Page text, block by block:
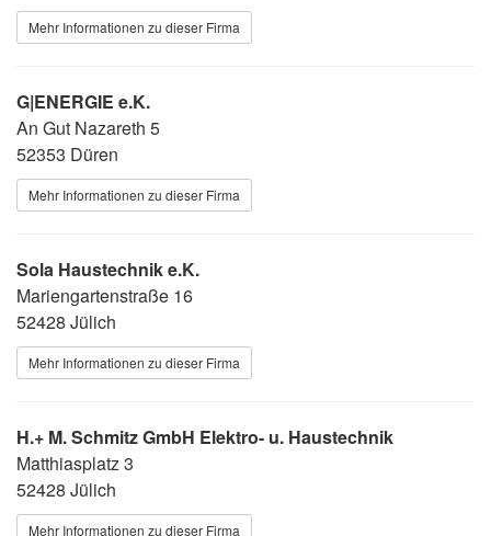
Mehr Informationen zu dieser Firma
G|ENERGIE e.K.
An Gut Nazareth 5
52353 Düren
Mehr Informationen zu dieser Firma
Sola Haustechnik e.K.
Mariengartenstraße 16
52428 Jülich
Mehr Informationen zu dieser Firma
H.+ M. Schmitz GmbH Elektro- u. Haustechnik
Matthiasplatz 3
52428 Jülich
Mehr Informationen zu dieser Firma